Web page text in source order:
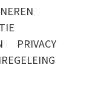
PRIVACY